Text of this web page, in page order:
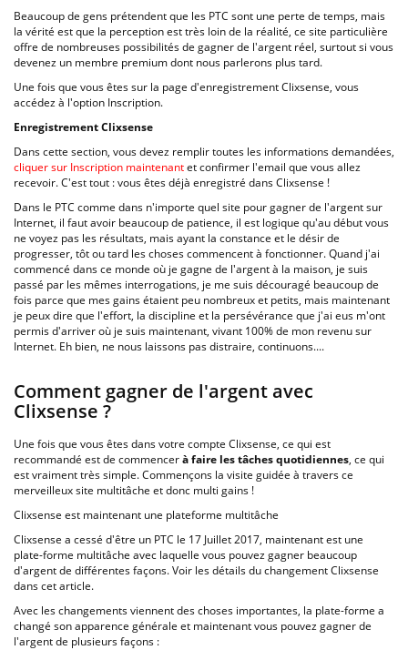
Beaucoup de gens prétendent que les PTC sont une perte de temps, mais
la vérité est que la perception est très loin de la réalité, ce site particulière
offre de nombreuses possibilités de gagner de l'argent réel, surtout si vous
devenez un membre premium dont nous parlerons plus tard.
Une fois que vous êtes sur la page d'enregistrement Clixsense, vous
accédez à l'option Inscription.
Enregistrement Clixsense
Dans cette section, vous devez remplir toutes les informations demandées,
cliquer sur Inscription maintenantet confirmer l'email que vous allez
recevoir. C'est tout : vous êtes déjà enregistré dans Clixsense !
Dans le PTC comme dans n'importe quel site pour gagner de l'argent sur
Internet, il faut avoir beaucoup de patience, il est logique qu'au début vous
ne voyez pas les résultats, mais ayant la constance et le désir de
progresser, tôt ou tard les choses commencent à fonctionner. Quand j'ai
commencé dans ce monde où je gagne de l'argent à la maison, je suis
passé par les mêmes interrogations, je me suis découragé beaucoup de
fois parce que mes gains étaient peu nombreux et petits, mais maintenant
je peux dire que l'effort, la discipline et la persévérance que j'ai eus m'ont
permis d'arriver où je suis maintenant, vivant 100% de mon revenu sur
Internet. Eh bien, ne nous laissons pas distraire, continuons....
Comment gagner de l'argent avec
Clixsense ?
Une fois que vous êtes dans votre compte Clixsense, ce qui est
recommandé est de commencerà faire les tâches quotidiennes, ce qui
est vraiment très simple. Commençons la visite guidée à travers ce
merveilleux site multitâche et donc multi gains !
Clixsense est maintenant une plateforme multitâche
Clixsense a cessé d'être un PTC le 17 Juillet 2017, maintenant est une
plate-forme multitâche avec laquelle vous pouvez gagner beaucoup
d'argent de différentes façons. Voir les détails du changement Clixsense
dans cet article.
Avec les changements viennent des choses importantes, la plate-forme a
changé son apparence générale et maintenant vous pouvez gagner de
l'argent de plusieurs façons :